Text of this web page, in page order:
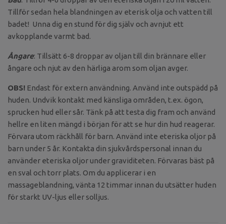
Tillför sedan hela blandningen av eterisk olja och vatten till
badet! Unna dig en stund för dig själv och avnjut ett
avkopplande varmt bad.
Ångare: Tillsätt 6-8 droppar av oljan till din brännare eller
ångare och njut av den härliga arom som oljan avger.
OBS! Endast för extern användning. Använd inte outspädd på
huden. Undvik kontakt med känsliga områden, t.ex. ögon,
sprucken hud eller sår. Tänk på att testa dig fram och använd
hellre en liten mängd i början för att se hur din hud reagerar.
Förvara utom räckhåll för barn. Använd inte eteriska oljor på
barn under 5 år. Kontakta din sjukvårdspersonal innan du
använder eteriska oljor under graviditeten. Förvaras bäst på
en sval och torr plats. Om du applicerar i en
massageblandning, vänta 12 timmar innan du utsätter huden
för starkt UV-ljus eller solljus.